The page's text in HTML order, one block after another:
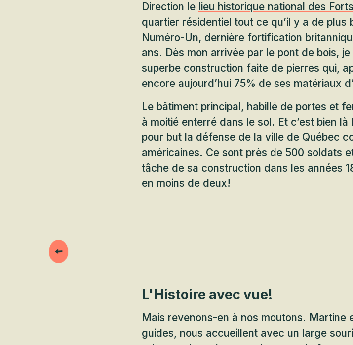
Direction le lieu historique national des
quartier résidentiel tout ce qu’il y a de
Numéro-Un, dernière fortification
ans. Dès mon arrivée par le pont de bois,
superbe construction faite de pierres qui,
encore aujourd’hui 75% de ses matériaux
Le bâtiment principal, habillé de portes et
à moitié enterré dans le sol. Et c’est bien
pour but la défense de la ville de Québec
américaines. Ce sont près de 500 soldats
tâche de sa construction dans les années
en moins de deux!
L'Histoire avec vue!
Mais revenons-en à nos moutons. Martine
guides, nous accueillent avec un large